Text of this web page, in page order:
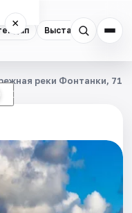
Выставки
×
☾
реки Фонтанки, 71»